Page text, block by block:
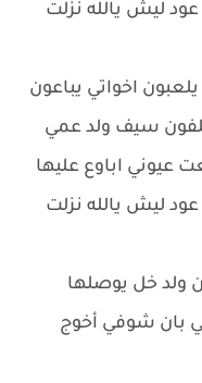
ليش يالله نزلت
اخواتي يباعون
سيف ولد عمي
عيوني اباوع عليها
ليش يالله نزلت
ولد خل يوصلها
بان شوفي أخوج